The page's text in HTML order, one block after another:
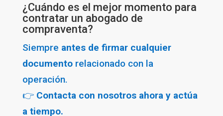
¿Cuándo es el mejor momento para
contratar un abogado de
compraventa?
Siempre antes de firmar cualquier
documentorelacionado con la
operación.
👉 Contacta con nosotros ahora y actúa
a tiempo.